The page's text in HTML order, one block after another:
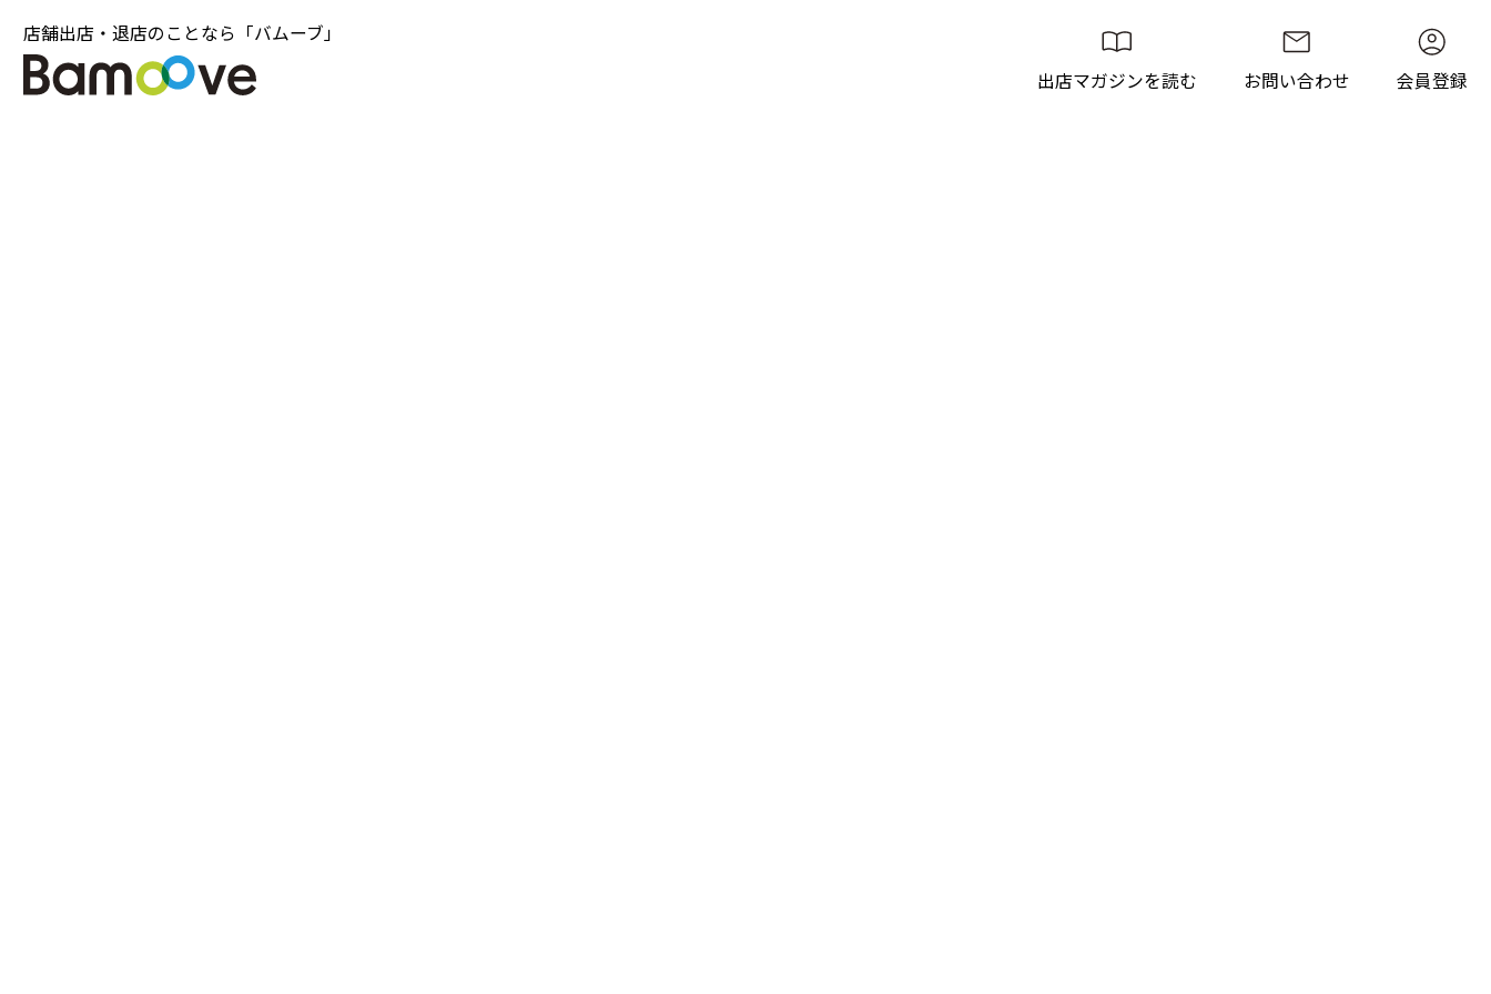
店舗出店・退店のことなら「バムーブ」
出店マガジンを読む
お問い合わせ 会員登録